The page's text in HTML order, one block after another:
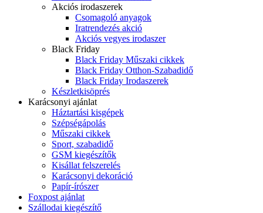
Akciós irodaszerek
Csomagoló anyagok
Iratrendezés akció
Akciós vegyes irodaszer
Black Friday
Black Friday Műszaki cikkek
Black Friday Otthon-Szabadidő
Black Friday Irodaszerek
Készletkisöprés
Karácsonyi ajánlat
Háztartási kisgépek
Szépségápolás
Műszaki cikkek
Sport, szabadidő
GSM kiegészítők
Kisállat felszerelés
Karácsonyi dekoráció
Papír-írószer
Foxpost ajánlat
Szállodai kiegészítő